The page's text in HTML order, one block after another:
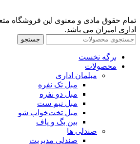
تمام حقوق مادی و معنوی این فروشگاه
اداری امیران می باشد.
جستجو
برگه نخست
محصولات
مبلمان اداری
مبل تک نفره
مبل دو نفره
مبل نیم ست
مبل تخت‌خواب شو
بین بگ و پاف
صندلی ها
صندلی مدیریت